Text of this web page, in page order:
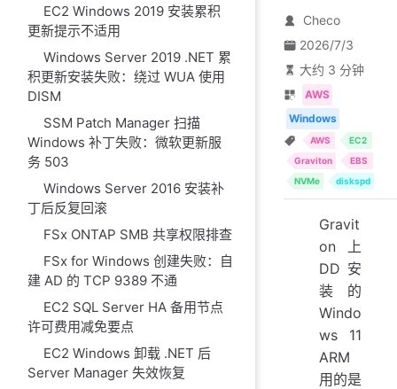
EC2 Windows 2019 安装累积
更新提示不适用
Windows Server 2019 .NET 累
积更新安装失败：绕过 WUA 使用
DISM
SSM Patch Manager 扫描
Windows 补丁失败：微软更新服
务 503
Windows Server 2016 安装补
丁后反复回滚
FSx ONTAP SMB 共享权限排查
FSx for Windows 创建失败：自
建 AD 的 TCP 9389 不通
EC2 SQL Server HA 备用节点
许可费用减免要点
EC2 Windows 卸载 .NET 后
Server Manager 失效恢复
Checo
2026/7/3
大约 3 分钟
AWS
Windows
AWS
EC2
Graviton
EBS
NVMe
diskspd
Gravit
on 上
DD 安
装的
Windo
ws 11
ARM
用的是